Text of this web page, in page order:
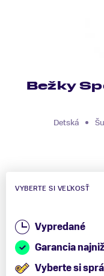
Bežky
Detská
VYBERTE SI VEĽKOSŤ
Vypredané
Garancia
Vyberte si